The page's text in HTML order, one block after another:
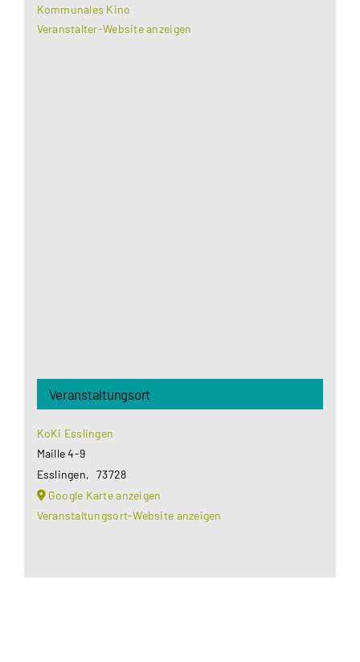
Kommunales Kino
Veranstalter-Website anzeigen
Veranstaltungsort
KoKi Esslingen
Maille 4-9
Esslingen, 73728
Google Karte anzeigen
Veranstaltungsort-Website anzeigen